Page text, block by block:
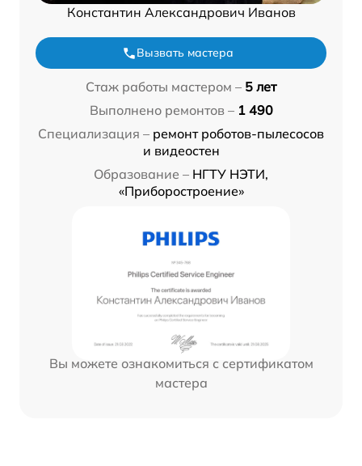
Константин Александрович Иванов
Вызвать мастера
Стаж работы мастером – 5 лет
Выполнено ремонтов – 1 490
Специализация – ремонт роботов-пылесосов
и видеостен
Образование – НГТУ НЭТИ,
«Приборостроение»
Вы можете ознакомиться с сертификатом
мастера